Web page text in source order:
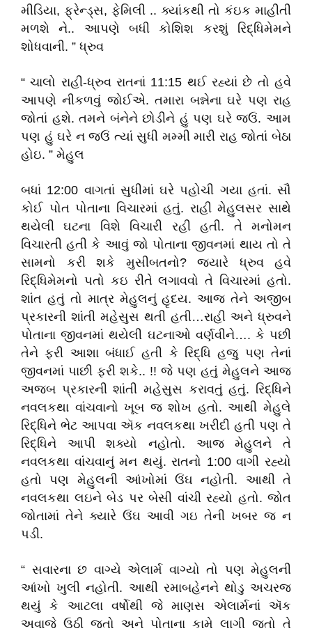
મીડિયા, ફ્રેન્ડ્સ, ફેમિલી .. ક્યાંકથી તો કંઇક માહીતી
મળશે ને.. આપણે બધી કોશિશ કરશું રિદ્ધિમેમને
શોધવાની. ” ધ્રુવ
“ ચાલો રાહી-ધ્રુવ રાતનાં 11:15 થઈ રહ્યાં છે તો હવે
આપણે નીકળવું જોઈએ. તમારા બન્નેના ઘરે પણ રાહ
જોતાં હશે. તમને બંનેને છોડીને હું પણ ઘરે જઉં. આમ
પણ હું ઘરે ન જઉં ત્યાં સુધી મમ્મી મારી રાહ જોતાં બેઠા
હોઇ. ” મેહુલ
બધાં 12:00 વાગતાં સુધીમાં ઘરે પહોચી ગયા હતાં. સૌ
કોઈ પોત પોતાના વિચારમાં હતું. રાહી મેહુલસર સાથે
થયેલી ઘટના વિશે વિચારી રહી હતી. તે મનોમન
વિચારતી હતી કે આવું જો પોતાના જીવનમાં થાય તો તે
સામનો કરી શકે મુસીબતનો? જ્યારે ધ્રુવ હવે
રિદ્ધિમેમનો પતો કઇ રીતે લગાવવો તે વિચારમાં હતો.
શાંત હતું તો માત્ર મેહુલનું હૃદય. આજ તેને અજીબ
પ્રકારની શાંતી મહેસુસ થતી હતી…રાહી અને ધ્રુવને
પોતાના જીવનમાં થયેલી ઘટનાઓ વર્ણવીને…. કે પછી
તેને ફરી આશા બંધાઈ હતી કે રિદ્ધિ હજુ પણ તેનાં
જીવનમાં પાછી ફરી શકે.. !! જે પણ હતું મેહુલને આજ
અજબ પ્રકારની શાંતી મહેસુસ કરાવતું હતું. રિદ્ધિને
નવલકથા વાંચવાનો ખૂબ જ શોખ હતો. આથી મેહુલે
રિદ્ધિને ભેટ આપવા ઍક નવલકથા ખરીદી હતી પણ તે
રિદ્ધિને આપી શક્યો નહોતો. આજ મેહુલને તે
નવલકથા વાંચવાનું મન થયું. રાતનો 1:00 વાગી રહ્યો
હતો પણ મેહુલની આંખોમાં ઉંઘ નહોતી. આથી તે
નવલકથા લઇને બેડ પર બેસી વાંચી રહ્યો હતો. જોત
જોતામાં તેને ક્યારે ઉંઘ આવી ગઇ તેની ખબર જ ન
પડી.
“ સવારના છ વાગ્યે એલાર્મ વાગ્યો તો પણ મેહુલની
આંખો ખુલી નહોતી. આથી રમાબહેનને થોડુ અચરજ
થયું કે આટલા વર્ષોથી જે માણસ એલાર્મનાં ઍક
અવાજે ઉઠી જતો અને પોતાના કામે લાગી જતો તે